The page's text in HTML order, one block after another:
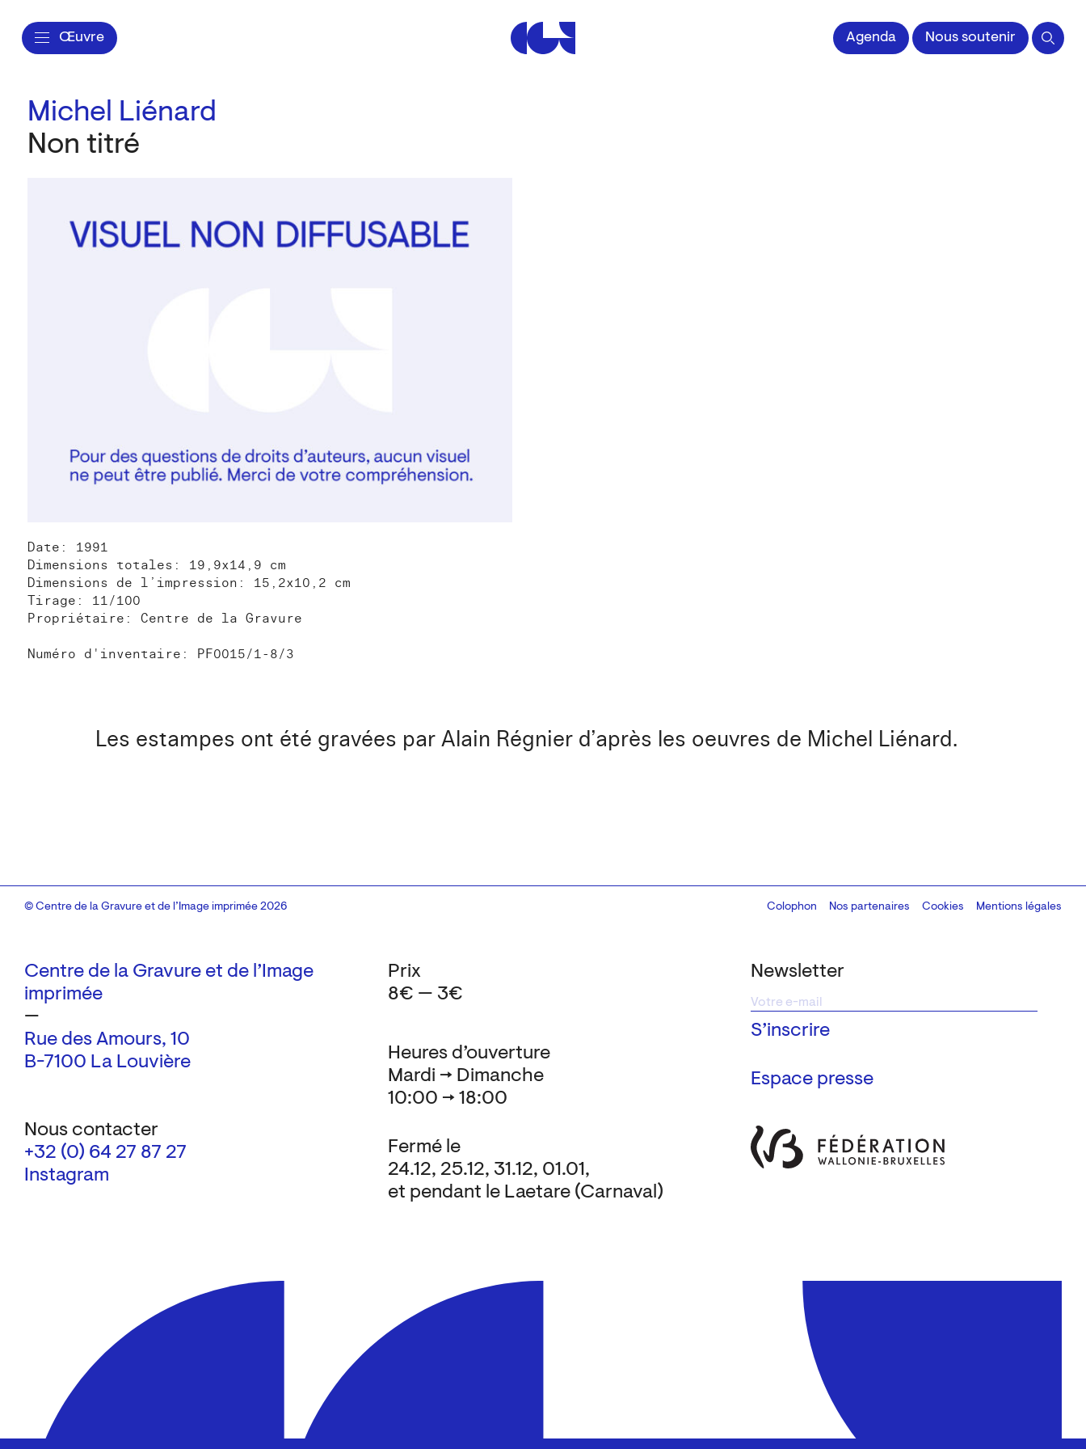
Œuvre Centre de la Gravure et de l'Image impriméeAgenda Nous soutenir
Michel Liénard
Non titré
Date: 1991
Dimensions totales: 19,9x14,9 cm
Dimensions de l’impression: 15,2x10,2 cm
Tirage: 11/100
Propriétaire: Centre de la Gravure
Numéro d'inventaire: PF0015/1-8/3
Les estampes ont été gravées par Alain Régnier d’après les oeuvres de Michel Liénard.
Centre de la Gravure et de l’Image
imprimée
—
Rue des Amours, 10
B-7100 La Louvière
Nous contacter
+32 (0) 64 27 87 27
Instagram
Newsletter
Espace presse
Heures d’ouverture
Mardi → Dimanche
10:00 → 18:00
Fermé le
24.12, 25.12, 31.12, 01.01,
et pendant le Laetare (Carnaval)
Prix
8€ — 3€
© Centre de la Gravure et de l’Image imprimée 2026 Colophon
Design:Marcel Kaczmarek, code:8080.studio
Nos partenaires Cookies Mentions légales